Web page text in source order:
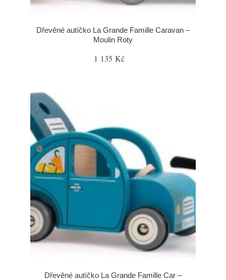
Dřevěné autíčko La Grande Famille Caravan –
Moulin Roty
1 135 Kč
Dřevěné autíčko La Grande Famille Car –